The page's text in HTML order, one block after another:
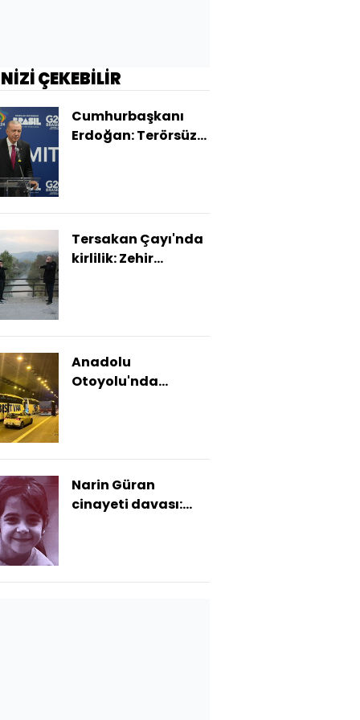
ÇEKEBİLİR
Cumhurbaşkanı
Erdoğan: Terörsüz
Tersakan Çayı'nda
kirlilik: Zehir
Anadolu
Otoyolu'nda
Narin Güran
cinayeti davası: